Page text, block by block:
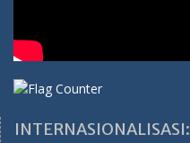
INTERNASIONALISASI: